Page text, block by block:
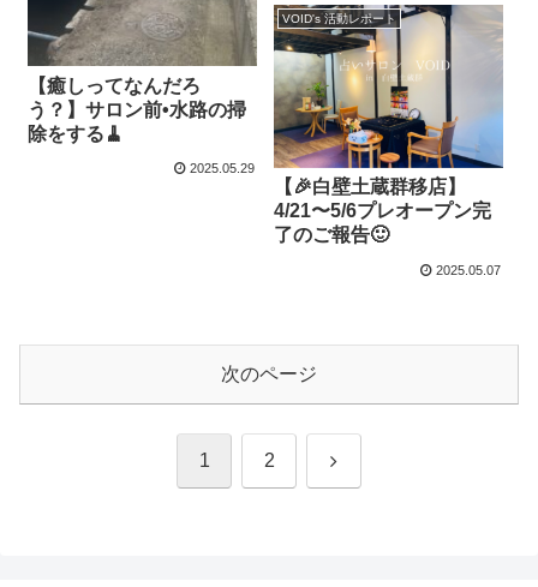
【癒しってなんだろ
う？】サロン前•水路の掃
除をする🧹
2025.05.29
VOID's 活動レポート
【🎉白壁土蔵群移店】
4/21〜5/6プレオープン完
了のご報告🙂
2025.05.07
次のページ
1 2 次